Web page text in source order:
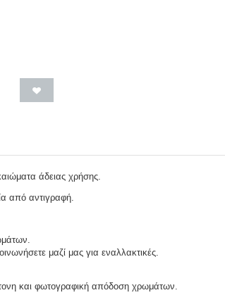
άδειας χρήσης.
από αντιγραφή.
μαζί μας για εναλλακτικές.
και φωτογραφική απόδοση χρωμάτων.